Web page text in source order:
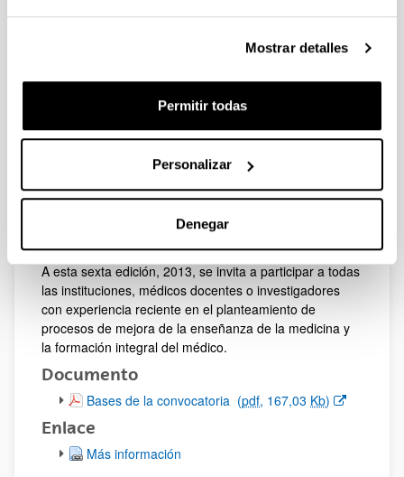
Mostrar detalles
Permitir todas
Personalizar
Denegar
docente, el proceso en sí mismo, o los resultados
fases de la enseñanza-aprendizaje: la definición de
objetivos o competencias a alcanzar, la adquisición de
patrocinados por la Cátedra de Educación Médica
Fundación Lilly-Universidad Complutense de Madrid, en
sus dos modalidades: Enseñanza de Grado y
Enseñanza de Posgrado y/o Formación de
A esta sexta edición, 2013, se invita a participar a todas
las instituciones, médicos docentes o investigadores
con experiencia reciente en el planteamiento de
procesos de mejora de la enseñanza de la medicina y
la formación integral del médico.
Documento
(Abre una nueva ventana)
Bases de la convocatoria (pdf, 167,03 Kb)
Enlace
Más información